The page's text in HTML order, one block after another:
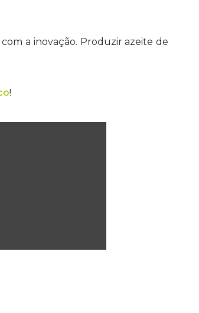
a inovação. Produzir azeite de
!